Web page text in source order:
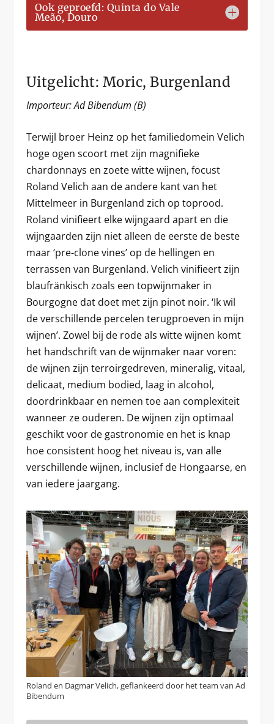
Ook geproefd: Quinta do Vale
Meão, Douro
Uitgelicht: Moric, Burgenland
Importeur: Ad Bibendum (B)
Terwijl broer Heinz op het familiedomein Velich
hoge ogen scoort met zijn magnifieke
chardonnays en zoete witte wijnen, focust
Roland Velich aan de andere kant van het
Mittelmeer in Burgenland zich op toprood.
Roland vinifieert elke wijngaard apart en die
wijngaarden zijn niet alleen de eerste de beste
maar ‘pre-clone vines’ op de hellingen en
terrassen van Burgenland. Velich vinifieert zijn
blaufränkisch zoals een topwijnmaker in
Bourgogne dat doet met zijn pinot noir. ‘Ik wil
de verschillende percelen terugproeven in mijn
wijnen’. Zowel bij de rode als witte wijnen komt
het handschrift van de wijnmaker naar voren:
de wijnen zijn terroirgedreven, mineralig, vitaal,
delicaat, medium bodied, laag in alcohol,
doordrinkbaar en nemen toe aan complexiteit
wanneer ze ouderen. De wijnen zijn optimaal
geschikt voor de gastronomie en het is knap
hoe consistent hoog het niveau is, van alle
verschillende wijnen, inclusief de Hongaarse, en
van iedere jaargang.
Roland en Dagmar Velich, geflankeerd door het team van Ad
Bibendum